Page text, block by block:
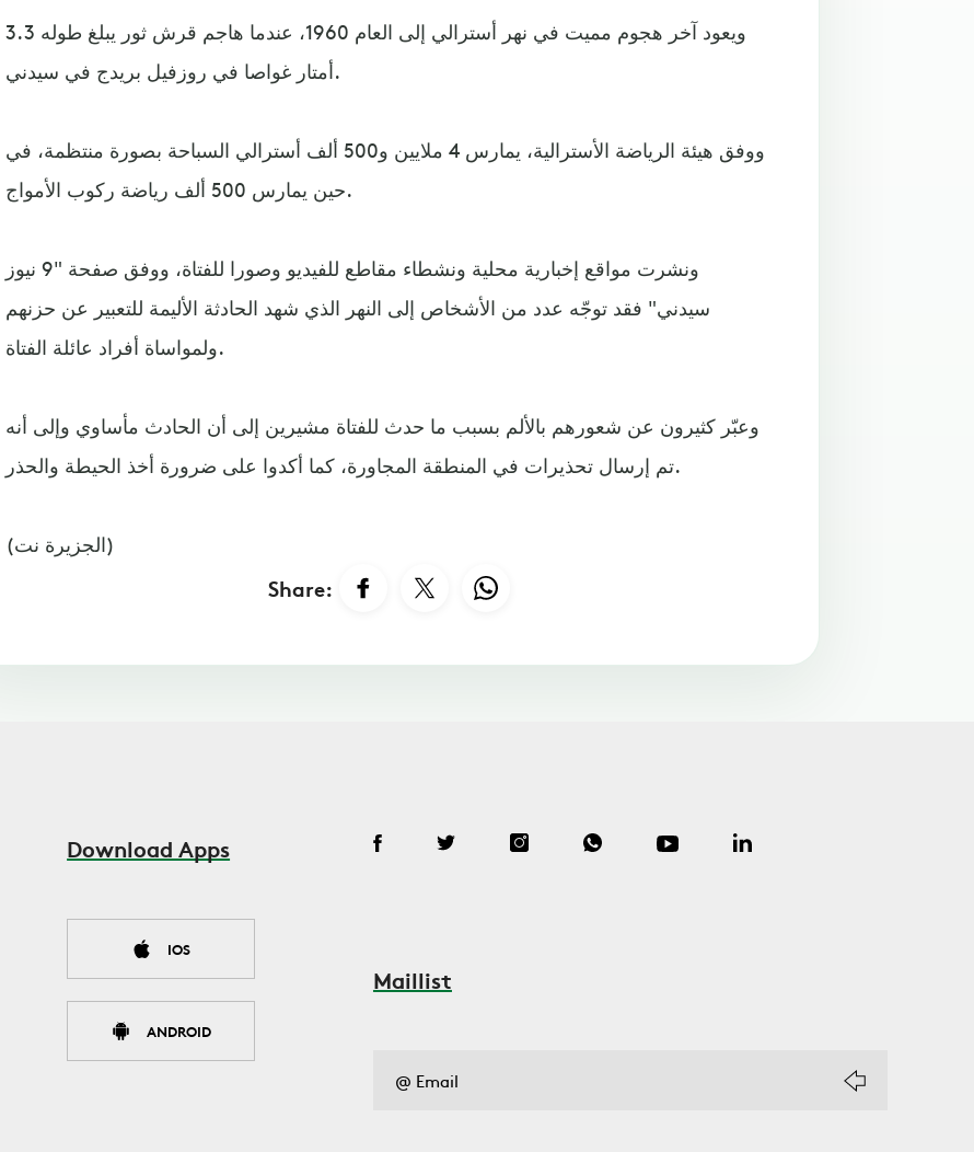
ويعود آخر هجوم مميت في نهر أسترالي إلى العام 1960، عندما هاجم قرش ثور يبلغ طوله 3.3
أمتار غواصا في روزفيل بريدج في سيدني.
ووفق هيئة الرياضة الأسترالية، يمارس 4 ملايين و500 ألف أسترالي السباحة بصورة منتظمة، في
حين يمارس 500 ألف رياضة ركوب الأمواج.
ونشرت مواقع إخبارية محلية ونشطاء مقاطع للفيديو وصورا للفتاة، ووفق صفحة "9 نيوز
سيدني" فقد توجّه عدد من الأشخاص إلى النهر الذي شهد الحادثة الأليمة للتعبير عن حزنهم
ولمواساة أفراد عائلة الفتاة.
وعبّر كثيرون عن شعورهم بالألم بسبب ما حدث للفتاة مشيرين إلى أن الحادث مأساوي وإلى أنه
تم إرسال تحذيرات في المنطقة المجاورة، كما أكدوا على ضرورة أخذ الحيطة والحذر.
(الجزيرة نت)
Share:
Download Apps
IOS
ANDROID
Maillist